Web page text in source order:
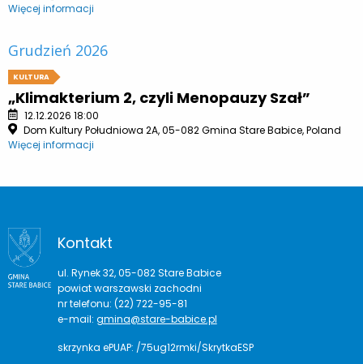
Więcej informacji
Grudzień 2026
KULTURA
„Klimakterium 2, czyli Menopauzy Szał”
12.12.2026 18:00
Dom Kultury Południowa 2A, 05-082 Gmina Stare Babice, Poland
Więcej informacji
Kontakt
ul. Rynek 32, 05-082 Stare Babice
powiat warszawski zachodni
nr telefonu: (22) 722-95-81
e-mail: gmina@stare-babice.pl
skrzynka ePUAP: /75ug12rmki/SkrytkaESP